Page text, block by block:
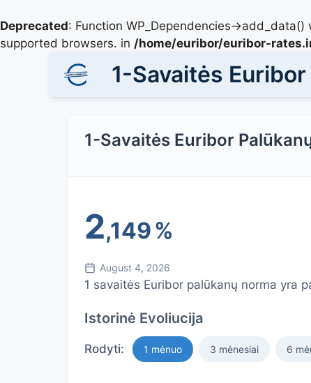
Deprecated: Function WP_Dependencies-
supported browsers. in /home/euribor/euribor-
1-Savaitės
1-Savaitės Euribor
2,149%
August 4, 2026
1 savaitės Euribor palūkanų norma yra
Istorinė Evoliucija
Rodyti: 1 mėnuo 3 mėnesiai 6